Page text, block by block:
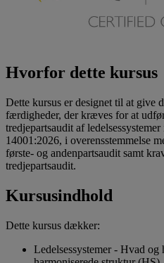
Hvorfor dette kursus
Dette kursus er designet til at give
færdigheder, der kræves for at
tredjepartsaudit af
14001:2026, i overensstemmelse
første- og andenpartsaudit samt
tredjepartsaudit.
Kursusindhold
Dette kursus dækker:
Ledelsessystemer - Hvad og